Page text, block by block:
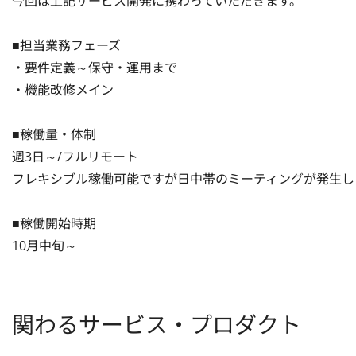
■担当業務フェーズ
・要件定義～保守・運用まで
・機能改修メイン
■稼働量・体制
週3日～/フルリモート
フレキシブル稼働可能ですが日中帯のミーティングが発生
■稼働開始時期
10月中旬～
関わるサービス・プロダクト